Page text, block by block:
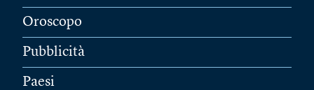
Oroscopo
Pubblicità
Paesi